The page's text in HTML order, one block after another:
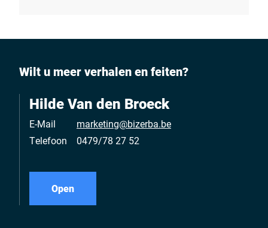
Smart Shelf-oplossingen wordt 24 uur per dag
levensmiddelen mogelijk gemaakt.
Wilt u meer verhalen en feiten?
Hilde Van den Broeck
E-Mail
marketing@bizerba.be
Telefoon
0479/78 27 52
Open